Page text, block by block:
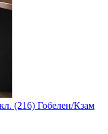
(216) Гобелен/Кзам